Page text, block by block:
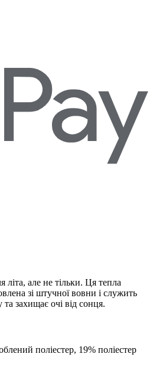
літа, але не тільки. Ця тепла
зі штучної вовни і служить
та захищає очі від сонця.
поліестер, 19% поліестер